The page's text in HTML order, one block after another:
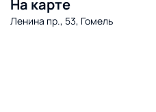
На карте
Ленина пр., 53, Гомель